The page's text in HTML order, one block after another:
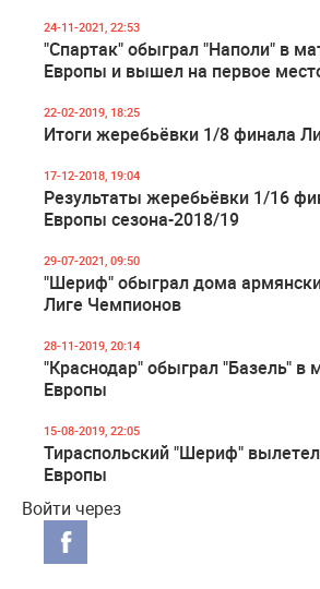
24-11-2021, 22:53
"Спартак" обыграл "Наполи" в
Европы и вышел на первое
22-02-2019, 18:25
Итоги жеребьёвки 1/8 финала
17-12-2018, 19:04
Результаты жеребьёвки 1/16
Европы сезона-2018/19
29-07-2021, 09:50
"Шериф" обыграл дома
Лиге Чемпионов
28-11-2019, 20:14
"Краснодар" обыграл "Базель" в
Европы
15-08-2019, 22:05
Тираспольский "Шериф"
Европы
Войти через